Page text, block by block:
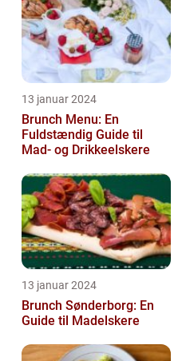
13 januar 2024
Brunch Menu: En
Fuldstændig Guide til
Mad- og Drikkeelskere
13 januar 2024
Brunch Sønderborg: En
Guide til Madelskere